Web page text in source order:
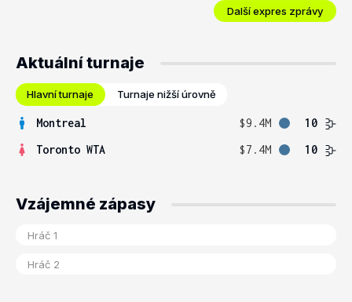
Další expres zprávy
Aktuální turnaje
Hlavní turnaje Turnaje nižší úrovně
Montreal $9.4M
10
Toronto WTA
$7.4M 10
Vzájemné zápasy